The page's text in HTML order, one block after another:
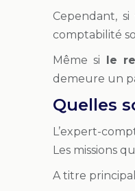
Cependant,
comptabilité
Même si le
demeure un
Quelles
L’expert-
Les missions
A titre